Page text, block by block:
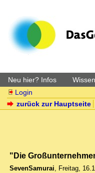
Neu hier? Infos Wissen
Login
zurück zur Hauptseite
"Die
SevenSamurai, Freitag,